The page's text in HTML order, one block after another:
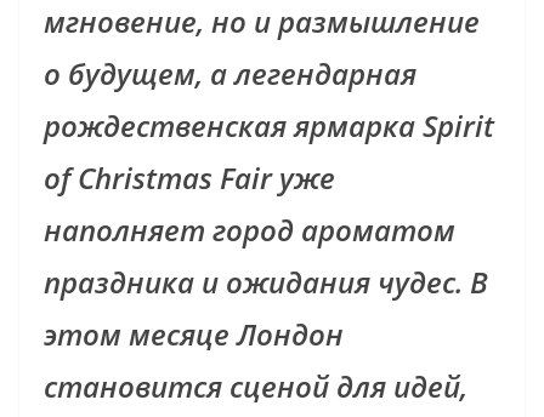
мгновение, но и размышление
о будущем, а легендарная
рождественская ярмарка Spirit
of Christmas Fair уже
наполняет город ароматом
праздника и ожидания чудес. В
этом месяце Лондон
становится сценой для идей,